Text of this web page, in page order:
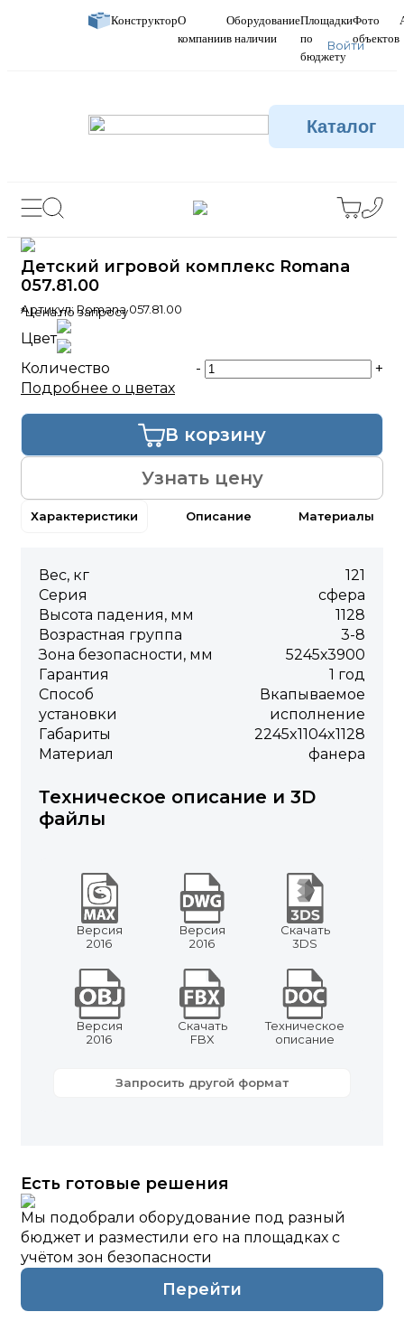
КонструкторО
компании
Оборудование
в наличии
Площадки
по
бюджету
Фото
объектов
Войти
Каталог
Характеристики Описание Материалы
Вес, кг
121
Серия
сфера
Высота падения, мм
1128
Возрастная группа
3-8
Зона безопасности, мм
5245х3900
Гарантия
1 год
Способ
установки
Вкапываемое
исполнение
Габариты
2245x1104x1128
Материал
фанера
Техническое описание и 3D
файлы
Версия
2016
Версия
2016
Скачать
3DS
Версия
2016
Скачать
FBX
Техническое
описание
Запросить другой формат
Есть готовые решения
Мы подобрали оборудование под разный
бюджет и разместили его на площадках с
учётом зон безопасности
Перейти
Детский игровой комплекс Romana
057.81.00
Артикул: Romana 057.81.00
*Цена по запросу
Цвет
Количество
-
+
Подробнее о цветах
Узнать цену
В корзину